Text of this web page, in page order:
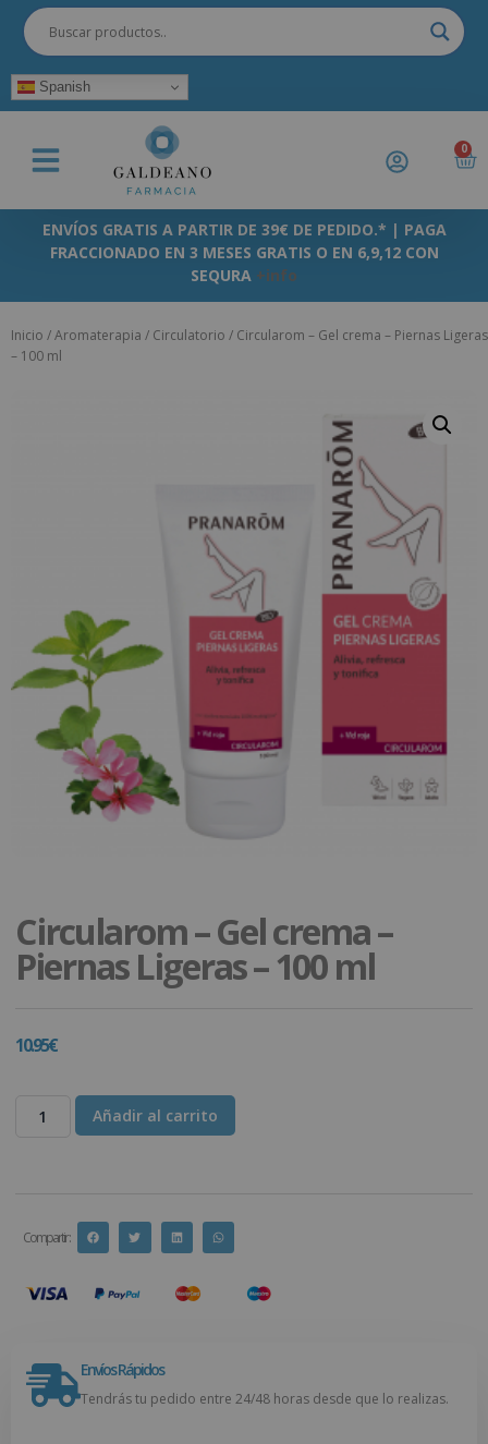
Spanish
0
ENVÍOS GRATIS A PARTIR DE 39€ DE PEDIDO.* | PAGA
FRACCIONADO EN 3 MESES GRATIS O EN 6,9,12 CON
SEQURA +info
Inicio /Aromaterapia / Circulatorio / Circularom – Gel crema – Piernas Ligeras
– 100 ml
Circularom – Gel crema –
Piernas Ligeras – 100 ml
10.95€
Añadir al carrito
Compartir :
Envíos Rápidos
Tendrás tu pedido entre 24/48 horas desde que lo realizas.